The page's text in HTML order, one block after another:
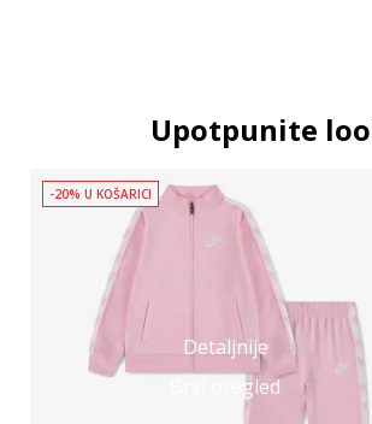
Upotpunite
Detaljnije
Brzi pregled
-20% U KOŠARICI